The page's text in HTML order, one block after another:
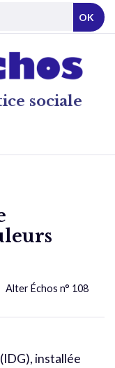
sociale
OK
Alter Échos n° 108
installée